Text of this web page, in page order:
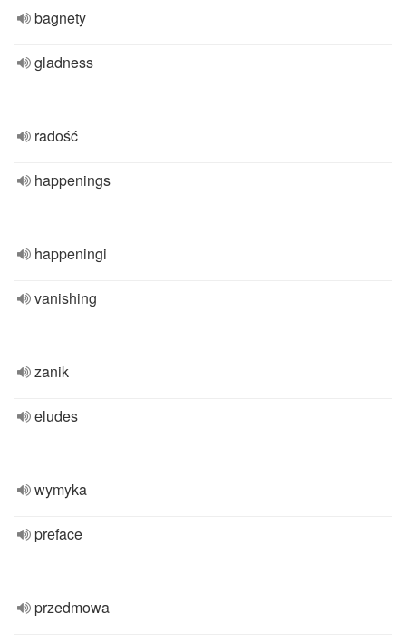
bagnety
gladness
radość
happenings
happeningi
vanishing
zanik
eludes
wymyka
preface
przedmowa